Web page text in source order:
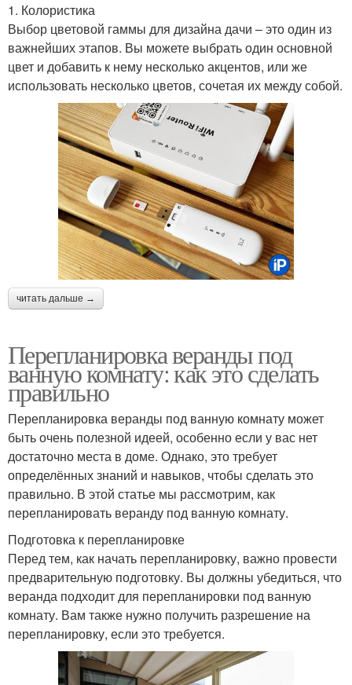
1. Колористика
Выбор цветовой гаммы для дизайна дачи – это один из
важнейших этапов. Вы можете выбрать один основной
цвет и добавить к нему несколько акцентов, или же
использовать несколько цветов, сочетая их между собой.
читать дальше →
Перепланировка веранды под
ванную комнату: как это сделать
правильно
Перепланировка веранды под ванную комнату может
быть очень полезной идеей, особенно если у вас нет
достаточно места в доме. Однако, это требует
определённых знаний и навыков, чтобы сделать это
правильно. В этой статье мы рассмотрим, как
перепланировать веранду под ванную комнату.
Подготовка к перепланировке
Перед тем, как начать перепланировку, важно провести
предварительную подготовку. Вы должны убедиться, что
веранда подходит для перепланировки под ванную
комнату. Вам также нужно получить разрешение на
перепланировку, если это требуется.